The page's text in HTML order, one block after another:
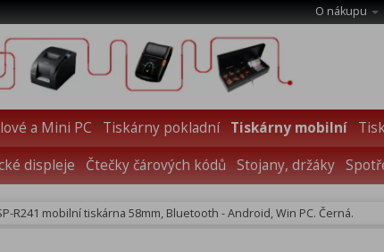
O nákupu
a Mini PC Tiskárny pokladní Tiskárny mobilní
displeje Čtečky čárových kódů Stojany, držáky
R241 mobilní tiskárna 58mm, Bluetooth - Android, Win PC. Černá.